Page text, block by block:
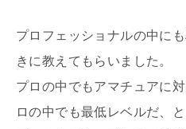
プロフェッショナルの中に
きに教えてもらいました。
プロの中でもアマチュアに
ロの中でも最低レベルだ、と